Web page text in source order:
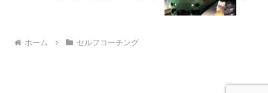
ホーム セルフコーチング